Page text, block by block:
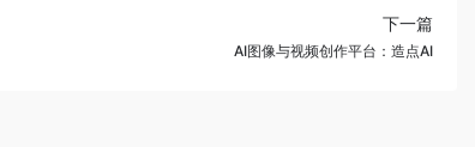
下一篇
AI图像与视频创作平台：造点AI